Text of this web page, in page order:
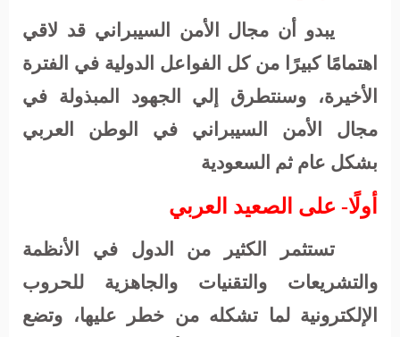
يبدو أن مجال الأمن السيبراني قد لاقي
اهتمامًا كبيرًا من كل الفواعل الدولية في الفترة
الأخيرة، وسنتطرق إلي الجهود المبذولة في
مجال الأمن السيبراني في الوطن العربي
بشكل عام ثم السعودية
أولًا- على الصعيد العربي
تستثمر الكثير من الدول في الأنظمة
والتشريعات والتقنيات والجاهزية للحروب
الإلكترونية لما تشكله من خطر عليها، وتضع